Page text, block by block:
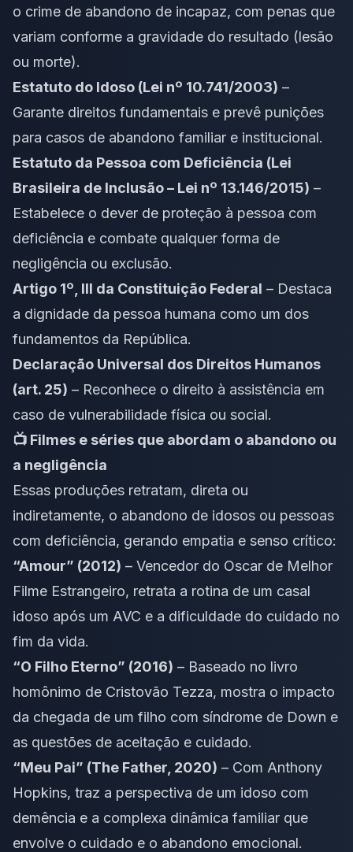
o crime de abandono de incapaz, com penas que
variam conforme a gravidade do resultado (lesão
ou morte).
Estatuto do Idoso (Lei nº 10.741/2003) –
Garante direitos fundamentais e prevê punições
para casos de abandono familiar e institucional.
Estatuto da Pessoa com Deficiência (Lei
Brasileira de Inclusão – Lei nº 13.146/2015) –
Estabelece o dever de proteção à pessoa com
deficiência e combate qualquer forma de
negligência ou exclusão.
Artigo 1º, III da Constituição Federal – Destaca
a dignidade da pessoa humana como um dos
fundamentos da República.
Declaração Universal dos Direitos Humanos
(art. 25) – Reconhece o direito à assistência em
caso de vulnerabilidade física ou social.
📺 Filmes e séries que abordam o abandono ou
a negligência
Essas produções retratam, direta ou
indiretamente, o abandono de idosos ou pessoas
com deficiência, gerando empatia e senso crítico:
“Amour” (2012) – Vencedor do Oscar de Melhor
Filme Estrangeiro, retrata a rotina de um casal
idoso após um AVC e a dificuldade do cuidado no
fim da vida.
“O Filho Eterno” (2016) – Baseado no livro
homônimo de Cristovão Tezza, mostra o impacto
da chegada de um filho com síndrome de Down e
as questões de aceitação e cuidado.
“Meu Pai” (The Father, 2020) – Com Anthony
Hopkins, traz a perspectiva de um idoso com
demência e a complexa dinâmica familiar que
envolve o cuidado e o abandono emocional.